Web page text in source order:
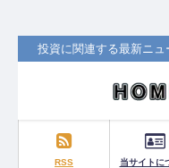
投資に関連する最新ニ
RSS 当サイトに